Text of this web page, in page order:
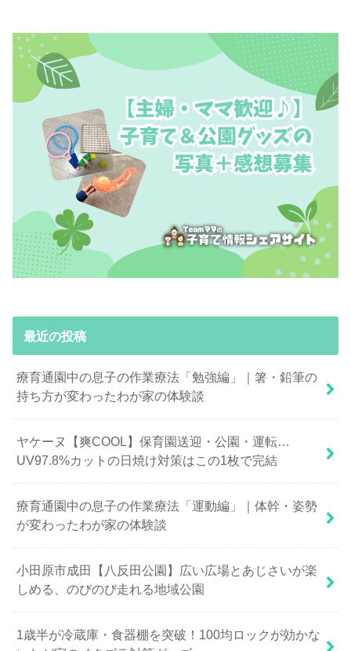
最近の投稿
療育通園中の息子の作業療法「勉強編」｜箸・鉛筆の
持ち方が変わったわが家の体験談
ヤケーヌ【爽COOL】保育園送迎・公園・運転…
UV97.8%カットの日焼け対策はこの1枚で完結
療育通園中の息子の作業療法「運動編」｜体幹・姿勢
が変わったわが家の体験談
小田原市成田【八反田公園】広い広場とあじさいが楽
しめる、のびのび走れる地域公園
1歳半が冷蔵庫・食器棚を突破！100均ロックが効かな